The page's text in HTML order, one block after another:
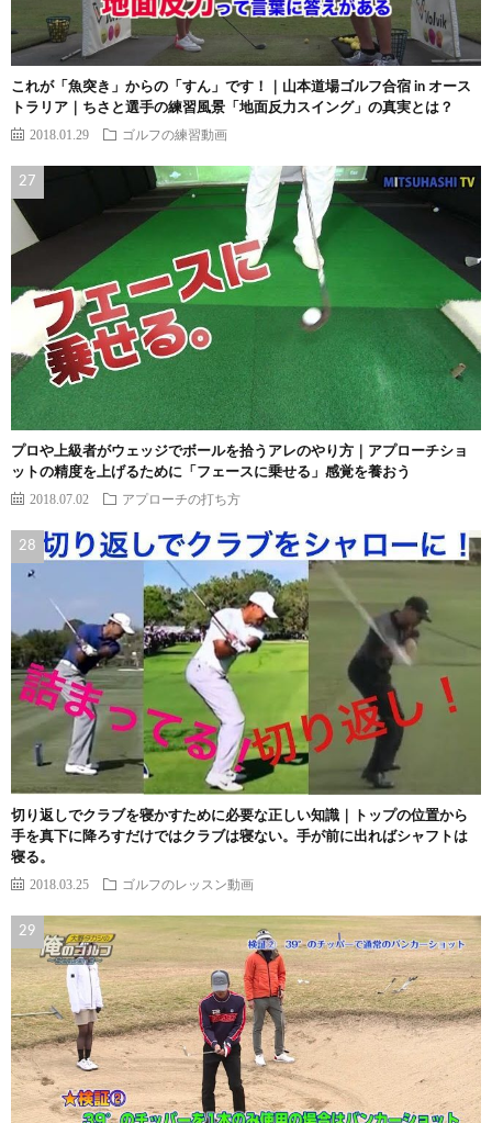
これが「魚突き」からの「すん」です！｜山本道場ゴルフ合宿 in オース
トラリア｜ちさと選手の練習風景「地面反力スイング」の真実とは？
2018.01.29 ゴルフの練習動画
プロや上級者がウェッジでボールを拾うアレのやり方｜アプローチショ
ットの精度を上げるために「フェースに乗せる」感覚を養おう
2018.07.02 アプローチの打ち方
切り返しでクラブを寝かすために必要な正しい知識｜トップの位置から
手を真下に降ろすだけではクラブは寝ない。手が前に出ればシャフトは
寝る。
2018.03.25 ゴルフのレッスン動画